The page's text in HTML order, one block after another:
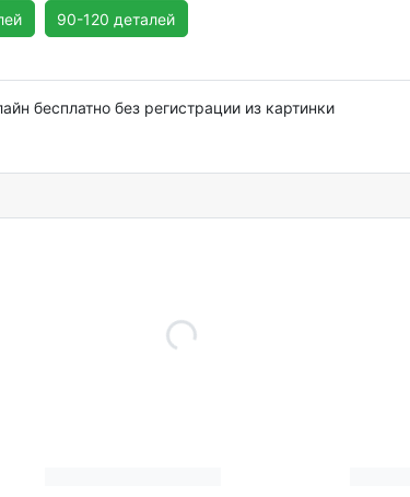
90-120 деталей
бесплатно без регистрации из картинки